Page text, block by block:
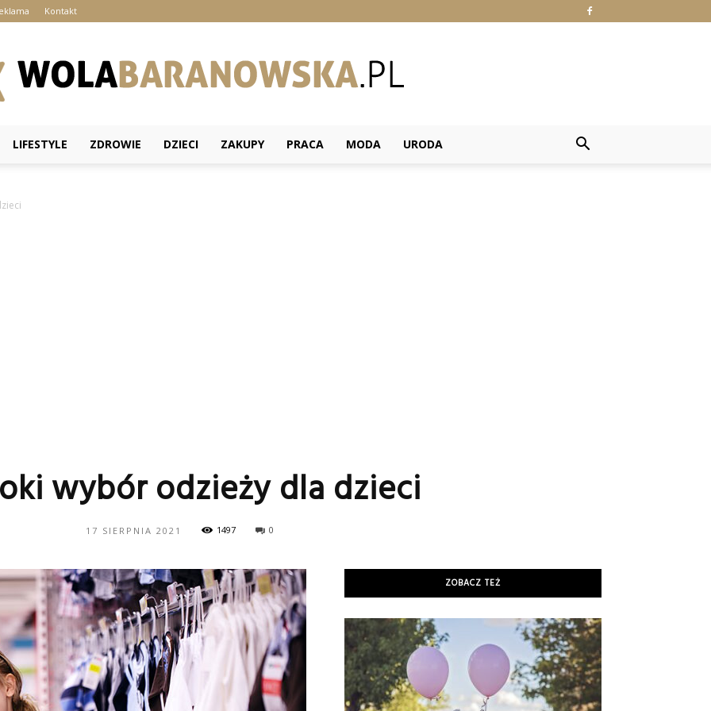
Kontakt
wolabaranowska.pl
LIFESTYLE ZDROWIE DZIECI ZAKUPY PRACA MODA URODA
wybór odzieży dla dzieci
17 SIERPNIA 2021 1497 0
ZOBACZ TEŻ